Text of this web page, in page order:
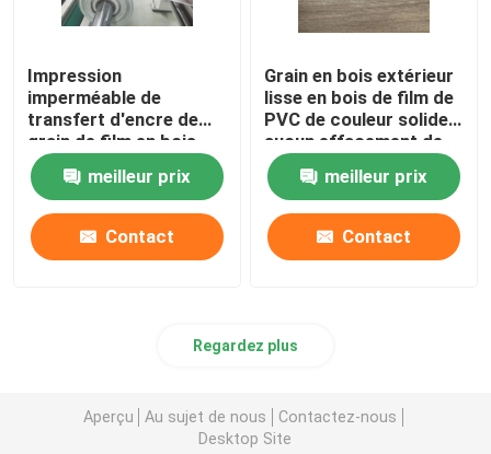
Impression
imperméable de
transfert d'encre de
grain de film en bois
décoratif de PVC
meilleur prix
Contact
Grain en bois extérieur
lisse en bois de film de
PVC de couleur solide
aucun effacement de
couleur
meilleur prix
Contact
Regardez plus
Aperçu Au sujet de nous
Contactez-nous
Desktop Site